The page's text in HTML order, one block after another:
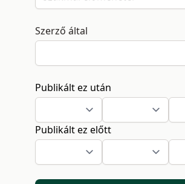
Szerző által
Publikált ez után
Publikált ez előtt